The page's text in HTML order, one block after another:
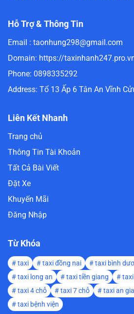
Hỗ Trợ & Thông Tin
Email : taonhung298@gmail.com
Domain: https://
Phone: 0898335292
Address: Tổ 13 Ấp 6 Tân An Vĩnh
Liên Kết Nhanh
Trang chủ
Thông Tin Tài Khoản
Tất Cả Bài Viết
Đặt Xe
Khuyến Mãi
Đăng Nhập
Từ Khóa
#taxi #taxi đồng nai #taxi bình
#taxi long an #taxi tiền giang #
#taxi 4 chỗ #taxi 7 chỗ #taxi an
#taxi bệnh viện